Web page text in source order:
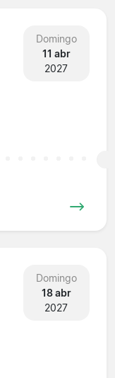
Domingo
11 abr
2027
Domingo
18 abr
2027